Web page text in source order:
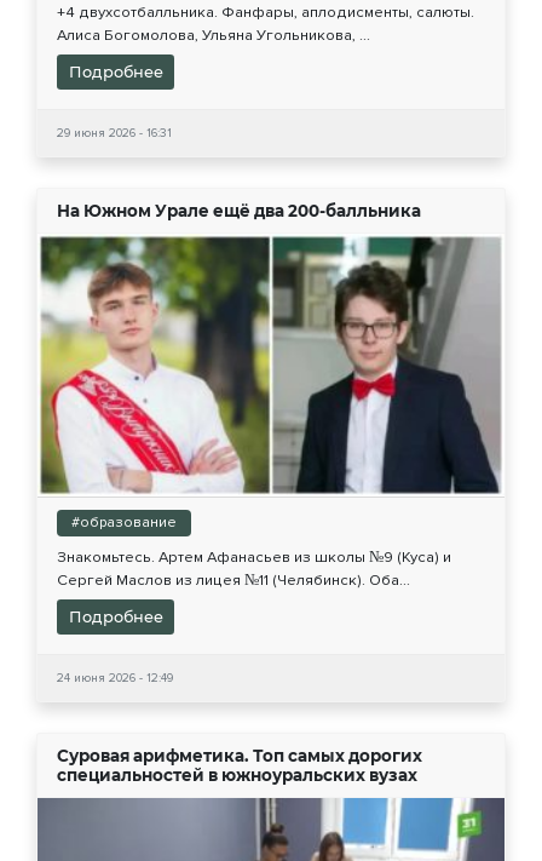
+4 двухсотбалльника. Фанфары, аплодисменты, салюты.
Алиса Богомолова, Ульяна Угольникова, ...
Подробнее
29 июня 2026 - 16:31
На Южном Урале ещё два 200-балльника
#образование
Знакомьтесь. Артем Афанасьев из школы №9 (Куса) и
Сергей Маслов из лицея №11 (Челябинск). Оба...
Подробнее
24 июня 2026 - 12:49
Суровая арифметика. Топ самых дорогих
специальностей в южноуральских вузах